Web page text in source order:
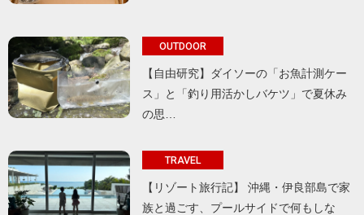
OUTDOOR
【自由研究】ダイソーの「お魚計測ケー
ス」と「釣り用活かしバケツ」で夏休み
の思…
TRAVEL
【リゾート旅行記】 沖縄・伊良部島で家
族と過ごす、プールサイドで何もしな